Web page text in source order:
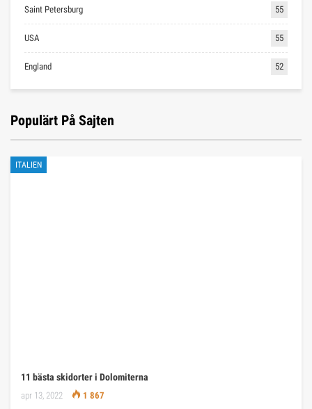
Saint Petersburg 55
USA 55
England 52
Populärt På Sajten
ITALIEN
11 bästa skidorter i Dolomiterna
apr 13, 2022 1 867